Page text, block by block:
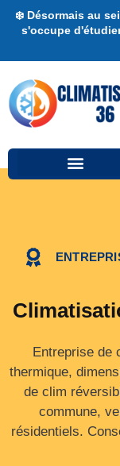
❄️ Désormais au
s'occupe
Entreprise de
thermique,
de clim
commune,
résidentiels.